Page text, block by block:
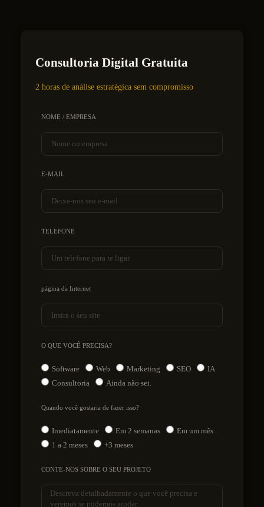
Consultoria Digital Gratuita
2 horas de análise estratégica sem compromisso
NOME / EMPRESA
E-MAIL
TELEFONE
página da Internet
O QUE VOCÊ PRECISA?
Software Web Marketing SEO
IA
Consultoria
Ainda não sei.
Quando você gostaria de fazer isso?
Imediatamente Em 2 semanas
Em um mês
1 a 2 meses
+3 meses
CONTE-NOS SOBRE O SEU PROJETO